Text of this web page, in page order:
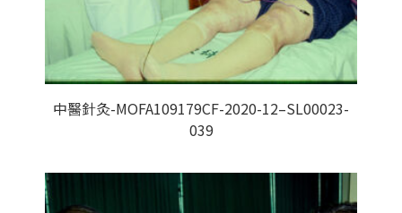
中醫針灸-MOFA109179CF-2020-12–SL00023-
039